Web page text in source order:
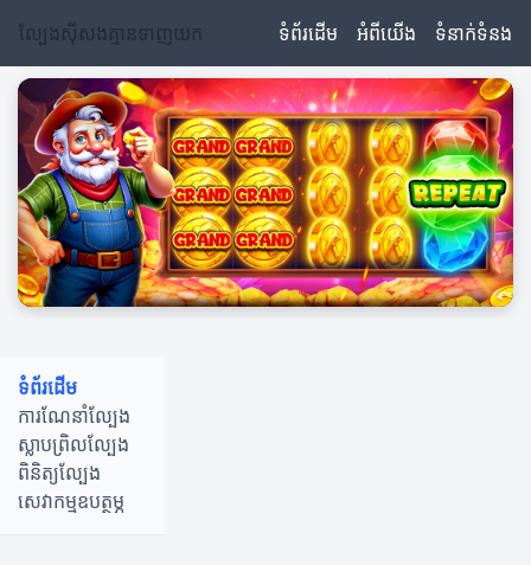
ល្បែងស៊ីសងគ្មានទាញយក ទំព័រដើម អំពីយើង ទំនាក់ទំនង
ទំព័រដើម
ការណែនាំល្បែង
ស្លាបព្រិលល្បែង
ពិនិត្យល្បែង
សេវាកម្មឧបត្ថម្ភ